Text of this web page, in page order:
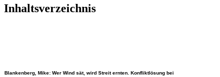
Inhaltsverzeichnis
Blankenberg, Mike: Wer Wind sät, wird Streit ernten. Konfliktlösung bei